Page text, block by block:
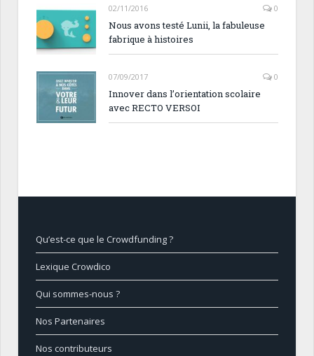
02/11/2016 0
Nous avons testé Lunii, la fabuleuse
fabrique à histoires
07/09/2017 0
Innover dans l’orientation scolaire
avec RECTO VERSOI
Qu’est-ce que le Crowdfunding ?
Lexique Crowdico
Qui sommes-nous ?
Nos Partenaires
Nos contributeurs